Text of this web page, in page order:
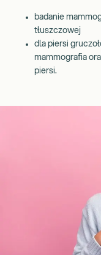
badanie
tłuszczowej
dla piersi
mammografia
piersi.